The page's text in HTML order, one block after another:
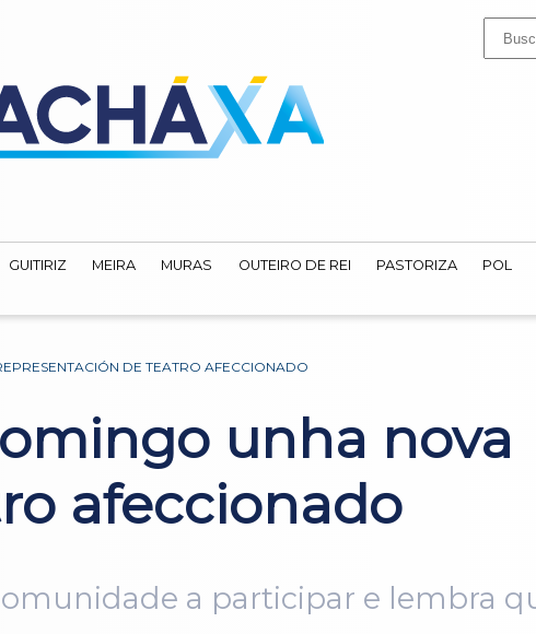
GUITIRIZ MEIRA MURAS OUTEIRO DE REI PASTORIZA POL
DE TEATRO AFECCIONADO
unha nova
afeccionado
a participar e lembra